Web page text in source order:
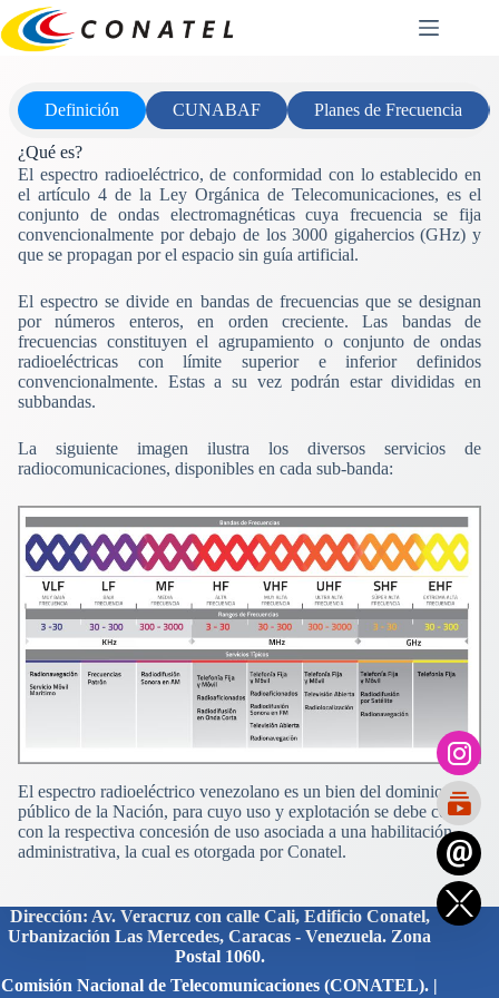
Saltar
al
contenido
Definición CUNABAF Planes de Frecuencia
¿Qué es?
El espectro radioeléctrico, de conformidad con lo establecido en
el artículo 4 de la Ley Orgánica de Telecomunicaciones, es el
conjunto de ondas electromagnéticas cuya frecuencia se fija
convencionalmente por debajo de los 3000 gigahercios (GHz) y
que se propagan por el espacio sin guía artificial.
El espectro se divide en bandas de frecuencias que se designan
por números enteros, en orden creciente. Las bandas de
frecuencias constituyen el agrupamiento o conjunto de ondas
radioeléctricas con límite superior e inferior definidos
convencionalmente. Estas a su vez podrán estar divididas en
subbandas.
La siguiente imagen ilustra los diversos servicios de
radiocomunicaciones, disponibles en cada sub-banda:
El espectro radioeléctrico venezolano es un bien del dominio
público de la Nación, para cuyo uso y explotación se debe contar
con la respectiva concesión de uso asociada a una habilitación
administrativa, la cual es otorgada por Conatel.
Dirección: Av. Veracruz con calle Cali, Edificio Conatel,
Urbanización Las Mercedes, Caracas - Venezuela. Zona
Postal 1060.
Comisión Nacional de Telecomunicaciones (CONATEL). |